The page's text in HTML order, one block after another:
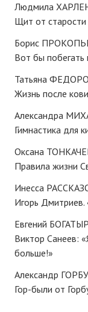
№ 2
№ 4
№ 5
№ 7
№ 9
2026 г.
№ 2
№ 3
Людмила
Щит от старости
Борис
Вот бы побегать
Татьяна
Жизнь после
Александра
Гимнастика для
Оксана
Правила жизни
Инесса
Игорь
Евгений
Виктор Санеев:
больше!»
Александр
Гор-были от